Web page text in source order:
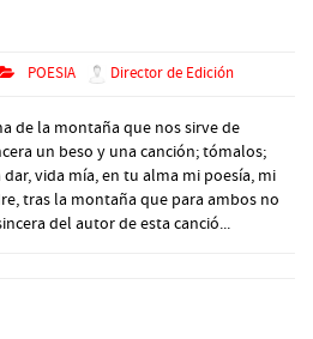
POESIA Director de Edición
de la montaña que nos sirve de
un beso y una canción; tómalos;
vida mía, en tu alma mi poesía, mi
tras la montaña que para ambos no
del autor de esta canció...